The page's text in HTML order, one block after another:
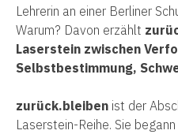
Lehrerin an einer Berliner
Warum? Davon erzählt
Laserstein zwischen
Selbstbestimmung,
zurück.bleiben ist der
Laserstein-Reihe. Sie